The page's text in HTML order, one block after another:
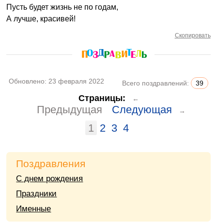
Пусть будет жизнь не по годам,
А лучше, красивей!
Скопировать
Обновлено: 23 февраля 2022 Всего поздравлений: 39
Страницы: ←
Предыдущая Следующая →
1 2 3 4
Поздравления
С днем рождения
Праздники
Именные